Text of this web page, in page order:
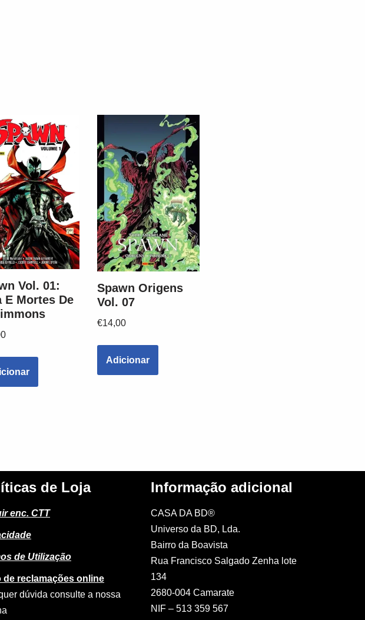
Vol. 01:
E Mortes De
Spawn Origens
Vol. 07
€14,00
Adicionar
de Loja
enc. CTT
de Utilização
de reclamações online
dúvida consulte a nossa
Informação adicional
CASA DA BD®
Universo da BD, Lda.
Bairro da Boavista
Rua Francisco Salgado Zenha lote
134
2680-004 Camarate
NIF – 513 359 567